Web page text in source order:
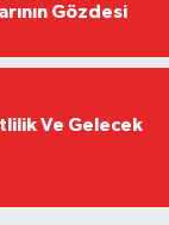
Gözdesi
Ve Gelecek